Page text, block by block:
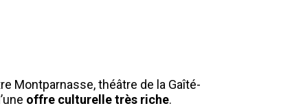
Montparnasse, théâtre de la Gaîté-
offre culturelle très riche.